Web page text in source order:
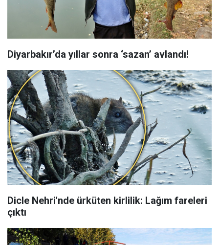
Diyarbakır’da yıllar sonra ‘sazan’ avlandı!
Dicle Nehri'nde ürküten kirlilik: Lağım fareleri
çıktı